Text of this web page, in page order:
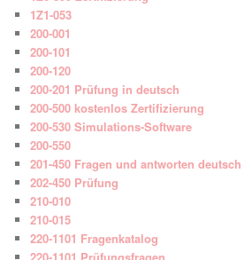
1Z1-053
200-001
200-101
200-120
200-201 Prüfung in deutsch
200-500 kostenlos Zertifizierung
200-530 Simulations-Software
200-550
201-450 Fragen und antworten deutsch
202-450 Prüfung
210-010
210-015
220-1101 Fragenkatalog